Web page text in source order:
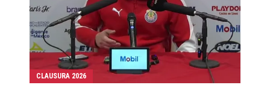
CLAUSURA 2026